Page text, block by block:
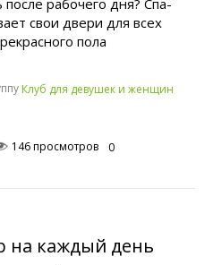
свои двери для всех
пола
Клуб для девушек и женщин
146 просмотров 0
на каждый день